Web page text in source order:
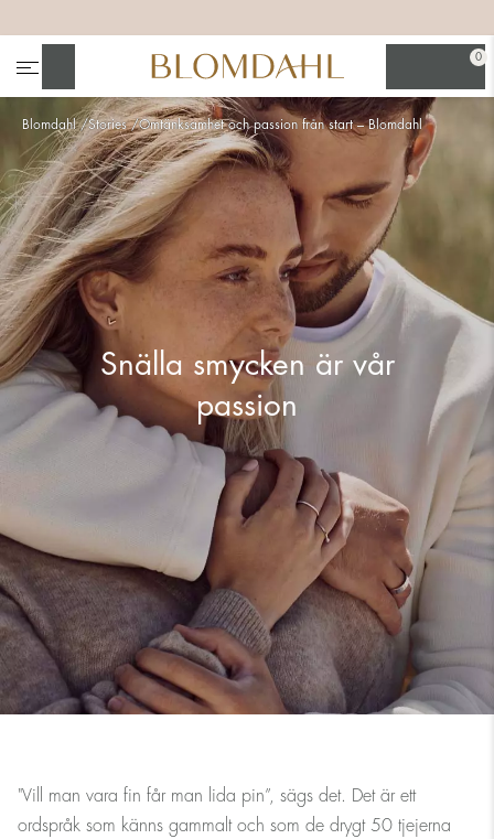
Blomdahl Stories Omtänksamhet och passion från start – Blomdahl
0
Nässmycken
Se alla
Snälla smycken är vår
passion
"Vill man vara fin får man lida pin”, sägs det. Det är ett
ordspråk som känns gammalt och som de drygt 50 tjejerna